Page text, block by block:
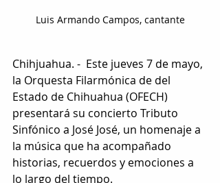
Luis Armando Campos, cantante
Chihjuahua. -  Este jueves 7 de mayo,
la Orquesta Filarmónica de del
Estado de Chihuahua (OFECH)
presentará su concierto Tributo
Sinfónico a José José, un homenaje a
la música que ha acompañado
historias, recuerdos y emociones a
lo largo del tiempo.